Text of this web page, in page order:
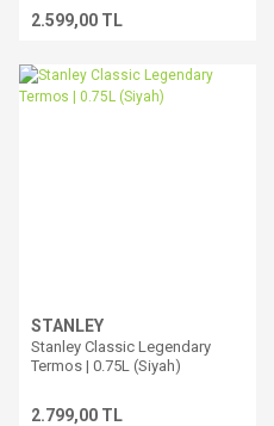
2.599,00 TL
STANLEY
Stanley Classic Legendary
Termos | 0.75L (Siyah)
2.799,00 TL